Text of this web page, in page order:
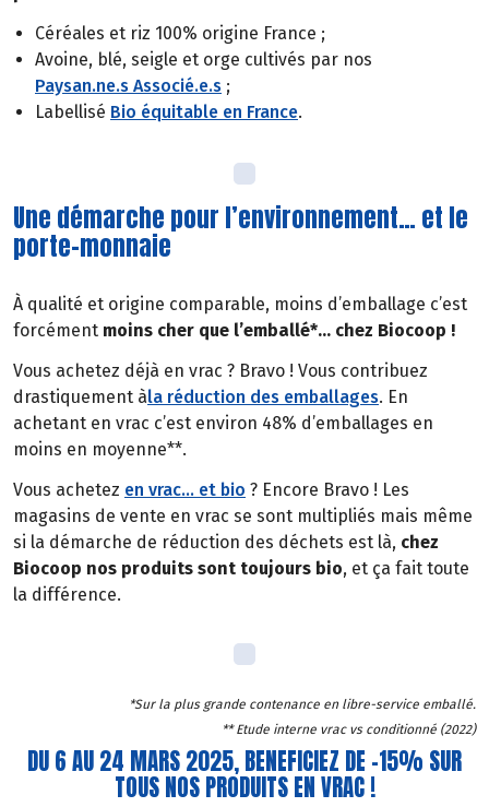
Céréales et riz 100% origine France ;
Avoine, blé, seigle et orge cultivés par nos
Paysan.ne.s Associé.e.s ;
Labellisé Bio équitable en France.
Une démarche pour l’environnement… et le
porte-monnaie
À qualité et origine comparable, moins d’emballage c’est
forcément moins cher que l’emballé*… chez Biocoop !
Vous achetez déjà en vrac ? Bravo ! Vous contribuez
drastiquement àla réduction des emballages. En
achetant en vrac c’est environ 48% d’emballages en
moins en moyenne**.
Vous achetez en vrac… et bio ? Encore Bravo ! Les
magasins de vente en vrac se sont multipliés mais même
si la démarche de réduction des déchets est là, chez
Biocoop nos produits sont toujours bio, et ça fait toute
la différence.
*Sur la plus grande contenance en libre-service emballé.
** Etude interne vrac vs conditionné (2022)
DU 6 AU 24 MARS 2025, BENEFICIEZ DE -15% SUR
TOUS NOS PRODUITS EN VRAC !